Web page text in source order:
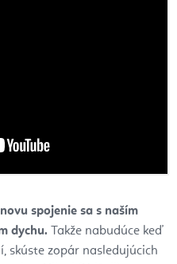
spojenie sa s naším
dychu. Takže nabudúce keď
skúste zopár nasledujúcich